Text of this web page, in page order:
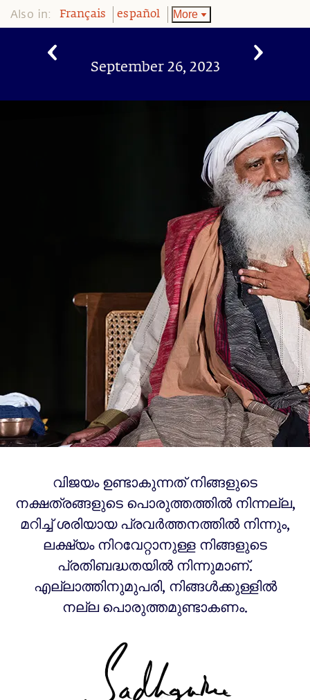
Also in: Français español More
September 26, 2023
വിജയം ഉണ്ടാകുന്നത് നിങ്ങളുടെ
നക്ഷത്രങ്ങളുടെ പൊരുത്തത്തിൽ നിന്നല്ല,
മറിച്ച് ശരിയായ പ്രവർത്തനത്തിൽ നിന്നും,
ലക്ഷ്യം നിറവേറ്റാനുള്ള നിങ്ങളുടെ
പ്രതിബദ്ധതയിൽ നിന്നുമാണ്.
എല്ലാത്തിനുമുപരി, നിങ്ങൾക്കുള്ളിൽ
നല്ല പൊരുത്തമുണ്ടാകണം.